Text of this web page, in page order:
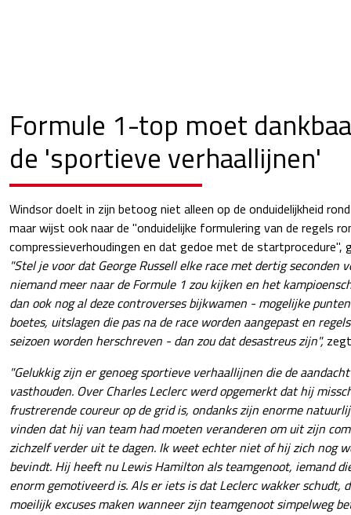
Formule 1-top moet
de 'sportieve verhaallijnen'
Windsor doelt in zijn betoog niet alleen op de onduidelijkheid
maar wijst ook naar de "onduidelijke formulering van de regels
compressieverhoudingen en dat gedoe met de startprocedure",
"Stel je voor dat George Russell elke race met dertig seconden
niemand meer naar de Formule 1 zou kijken en het
dan ook nog al deze controverses bijkwamen - mogelijke
boetes, uitslagen die pas na de race worden aangepast en
seizoen worden herschreven - dan zou dat desastreus zijn",
"Gelukkig zijn er genoeg sportieve verhaallijnen die de
vasthouden. Over Charles Leclerc werd opgemerkt dat hij
frustrerende coureur op de grid is, ondanks zijn enorme
vinden dat hij van team had moeten veranderen om uit zijn
zichzelf verder uit te dagen. Ik weet echter niet of hij zich nog
bevindt. Hij heeft nu Lewis Hamilton als teamgenoot, iemand
enorm gemotiveerd is. Als er iets is dat Leclerc wakker schudt,
moeilijk excuses maken wanneer zijn teamgenoot simpelweg